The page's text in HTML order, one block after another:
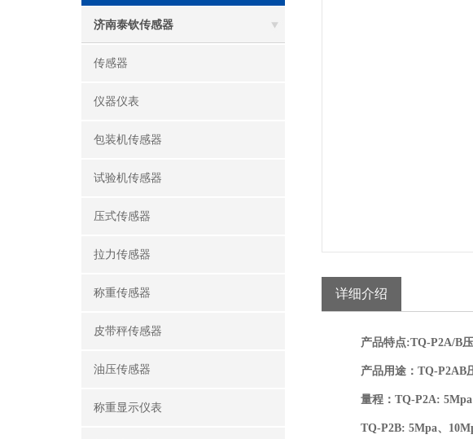
济南泰钦传感器
传感器
仪器仪表
包装机传感器
试验机传感器
压式传感器
拉力传感器
称重传感器
皮带秤传感器
油压传感器
称重显示仪表
详细介绍
产品特点:TQ-P2A/B
产品用途： TQ-P2AB
量程： TQ-P2A: 5Mpa
TQ-P2B: 5Mpa、